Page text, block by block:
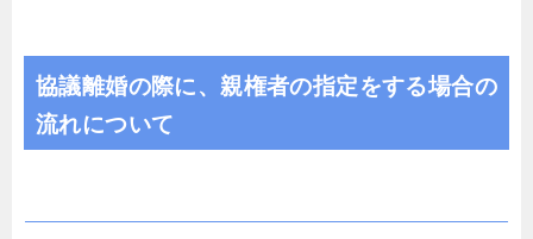
協議離婚の際に、親権者の指定をする場合の
流れについて